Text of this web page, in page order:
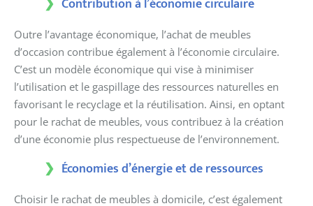
Outre l’avantage économique, l’achat de meubles
d’occasion contribue également à l’économie circulaire.
C’est un modèle économique qui vise à minimiser
l’utilisation et le gaspillage des ressources naturelles en
favorisant le recyclage et la réutilisation. Ainsi, en optant
pour le rachat de meubles, vous contribuez à la création
d’une économie plus respectueuse de l’environnement.
Économies d’énergie et de ressources
Choisir le rachat de meubles à domicile, c’est également